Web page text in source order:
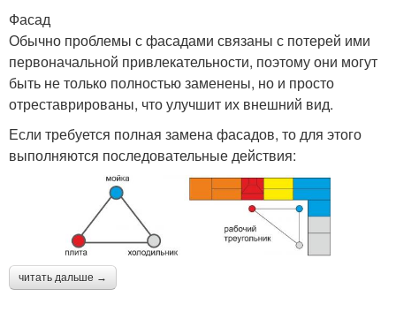
Фасад
Обычно проблемы с фасадами связаны с потерей ими
первоначальной привлекательности, поэтому они могут
быть не только полностью заменены, но и просто
отреставрированы, что улучшит их внешний вид.
Если требуется полная замена фасадов, то для этого
выполняются последовательные действия:
читать дальше →